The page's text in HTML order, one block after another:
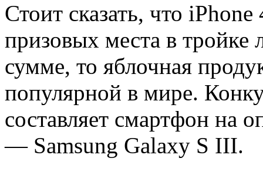
Стоит сказать, что
призовых места в тройке
сумме, то яблочная
популярной в мире.
составляет смартфон на
— Samsung Galaxy S III.